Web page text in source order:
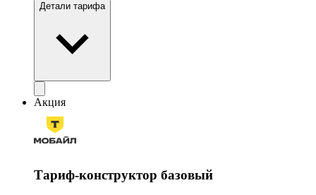
Детали тарифа
Акция
Тариф-конструктор базовый